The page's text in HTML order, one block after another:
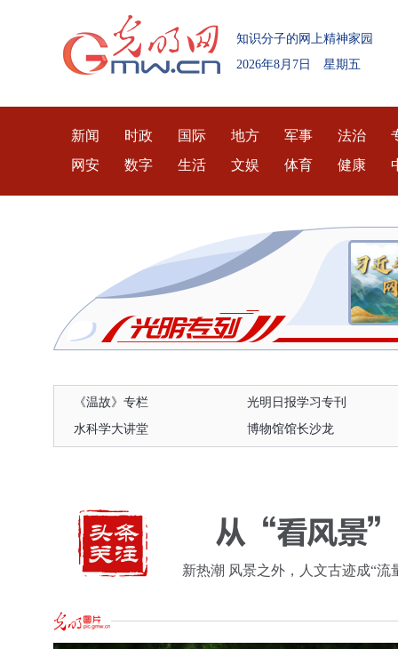
知识分子的网上精神家园
2026年8月7日 星期五
新闻 时政 国际 地方 军事 法治
网安
数字 生活 文娱 体育 健康
《温故》专栏
光明日报学习专刊
水科学大讲堂
博物馆馆长沙龙
水科学大讲堂
新热潮 风景之外，人文古迹成“流